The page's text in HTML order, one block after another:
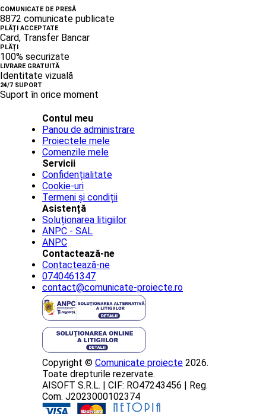
COMUNICATE DE PRESĂ
8872 comunicate publicate
PLĂȚI ACCEPTATE
Card, Transfer Bancar
PLĂȚI
100% securizate
LIVRARE GRATUITĂ
Identitate vizuală
24/7 SUPORT
Suport în orice moment
Contul meu
Panou de administrare
Proiectele mele
Comenzile mele
Servicii
Confidențialitate
Cookie-uri
Termeni și condiții
Asistență
Soluționarea litigiilor
ANPC - SAL
ANPC
Contactează-ne
Contactează-ne
0740461347
contact@comunicate-proiecte.ro
Copyright © Comunicate proiecte 2026.
Toate drepturile rezervate.
AISOFT S.R.L. | CIF: RO47243456 | Reg.
Com. J2023000102374